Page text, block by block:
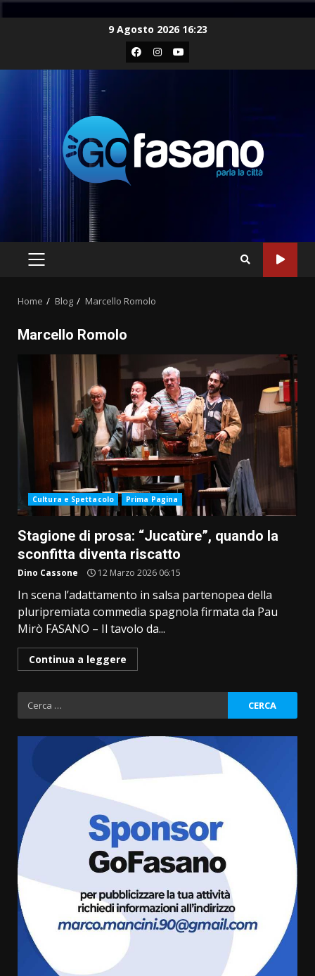
9 Agosto 2026 16:23
Facebook
Instagram
Youtube
PRIMARY
Home Blog Marcello Romolo
Marcello Romolo
Cultura e Spettacolo Prima Pagina
Stagione di prosa: “Jucatùre”, quando la
sconfitta diventa riscatto
Dino Cassone 12 Marzo 2026 06:15
In scena l’adattamento in salsa partenopea della
pluripremiata commedia spagnola firmata da Pau
Mirò FASANO – Il tavolo da...
Continua a leggere
Ricerca
per:
La Banda Città di Fasano apre
ufficialmente la Festa di
8 Agosto 2026 11:00
Savelletri in festa, domani sera
grande spettacolo con Uccio De
Santis